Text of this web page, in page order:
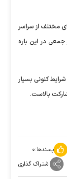
مختلف از سراسر
در این باره
کنونی بسیار
بالاست.
پسندها:۰
اشتراک گذاری